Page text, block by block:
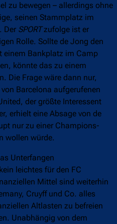
zu bewegen – allerdings ohne
seinen Stammplatz im
Der SPORTzufolge ist er
Rolle. Sollte de Jong den
einem Bankplatz im Camp
könnte das zu einem
Die Frage wäre dann nur,
Barcelona aufgerufenen
der größte Interessent
erhielt eine Absage von de
nur zu einer Champions-
wollen würde.
Unterfangen
leichtes für den FC
Mittel sind weiterhin
Cruyff und Co. alles
Altlasten zu befreien
Unabhängig von dem